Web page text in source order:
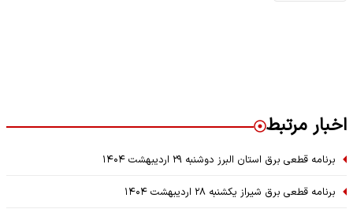
اخبار مرتبط
برنامه قطعی برق استان البرز دوشنبه ۲۹ اردیبهشت ۱۴۰۴
برنامه قطعی برق شیراز یکشنبه ۲۸ اردیبهشت ۱۴۰۴